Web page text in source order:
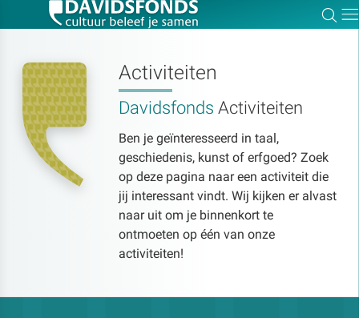
Activiteiten
Davidsfonds Activiteiten
Ben je geïnteresseerd in taal,
geschiedenis, kunst of erfgoed? Zoek
op deze pagina naar een activiteit die
jij interessant vindt. Wij kijken er alvast
naar uit om je binnenkort te
ontmoeten op één van onze
activiteiten!
Zoek:
Zoeken